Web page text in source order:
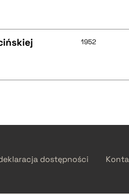
1952
dostępności